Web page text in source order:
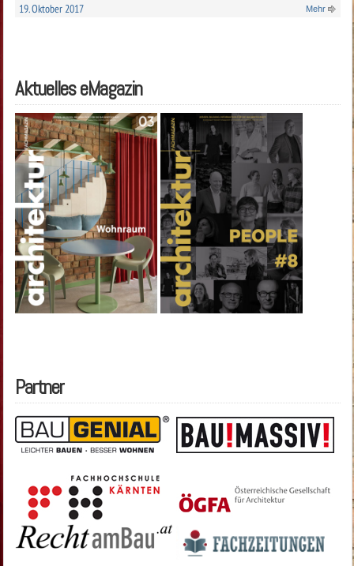
19. Oktober 2017 Mehr
Aktuelles eMagazin
Partner